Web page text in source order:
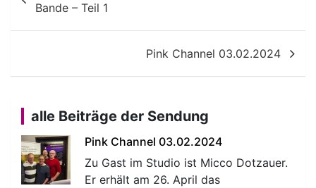
Bande – Teil 1
Pink Channel 03.02.2024
alle Beiträge der Sendung
Pink Channel 03.02.2024
Zu Gast im Studio ist Micco Dotzauer.
Er erhält am 26. April das